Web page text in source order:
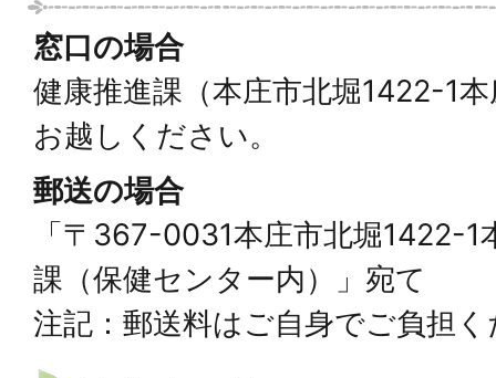
窓口の場合
健康推進課（本庄市北堀1422-1
お越しください。
郵送の場合
「〒367-0031本庄市北堀1422-1
課（保健センター内）」宛て
注記：郵送料はご自身でご負担